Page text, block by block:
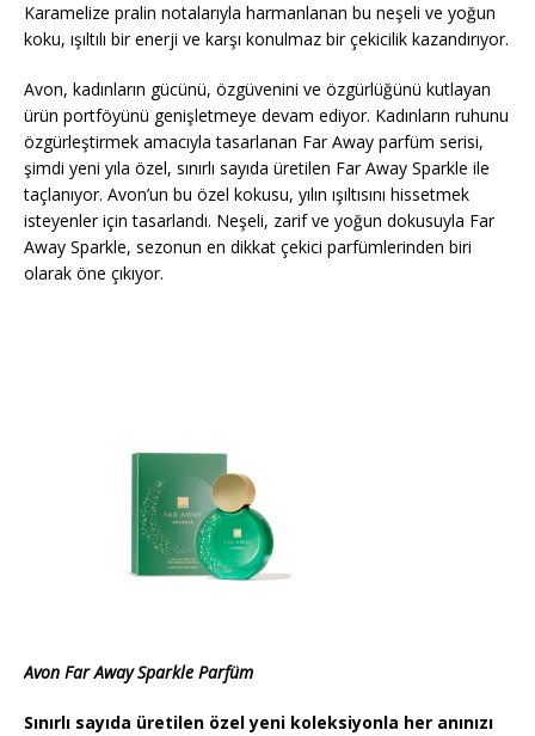
Karamelize pralin notalarıyla harmanlanan bu neşeli ve yoğun
koku, ışıltılı bir enerji ve karşı konulmaz bir çekicilik kazandırıyor.
Avon, kadınların gücünü, özgüvenini ve özgürlüğünü kutlayan
ürün portföyünü genişletmeye devam ediyor. Kadınların ruhunu
özgürleştirmek amacıyla tasarlanan Far Away parfüm serisi,
şimdi yeni yıla özel, sınırlı sayıda üretilen Far Away Sparkle ile
taçlanıyor. Avon’un bu özel kokusu, yılın ışıltısını hissetmek
isteyenler için tasarlandı. Neşeli, zarif ve yoğun dokusuyla Far
Away Sparkle, sezonun en dikkat çekici parfümlerinden biri
olarak öne çıkıyor.
Avon Far Away Sparkle Parfüm
Sınırlı sayıda üretilen özel yeni koleksiyonla her anınızı